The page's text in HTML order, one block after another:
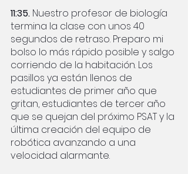
11:35. Nuestro profesor de biología
termina la clase con unos 40
segundos de retraso. Preparo mi
bolso lo más rápido posible y salgo
corriendo de la habitación. Los
pasillos ya están llenos de
estudiantes de primer año que
gritan, estudiantes de tercer año
que se quejan del próximo PSAT y la
última creación del equipo de
robótica avanzando a una
velocidad alarmante.